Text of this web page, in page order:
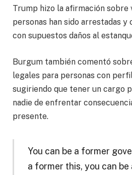
Trump hizo la afirmación sobre
personas han sido arrestadas y
con supuestos daños al
Burgum también comentó
legales para personas con
sugiriendo que tener un cargo
nadie de enfrentar
presente.
You can be a former
a former this, you can